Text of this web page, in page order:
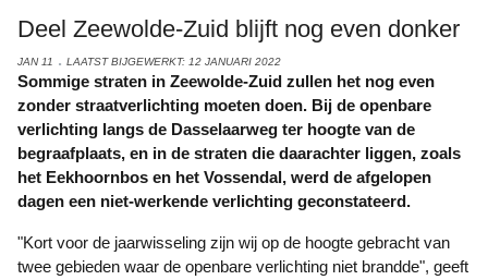
Deel Zeewolde-Zuid blijft nog even donker
JAN 11 LAATST BIJGEWERKT: 12 JANUARI 2022
Sommige straten in Zeewolde-Zuid zullen het nog even
zonder straatverlichting moeten doen. Bij de openbare
verlichting langs de Dasselaarweg ter hoogte van de
begraafplaats, en in de straten die daarachter liggen, zoals
het Eekhoornbos en het Vossendal, werd de afgelopen
dagen een niet-werkende verlichting geconstateerd.
"Kort voor de jaarwisseling zijn wij op de hoogte gebracht van
twee gebieden waar de openbare verlichting niet brandde", geeft